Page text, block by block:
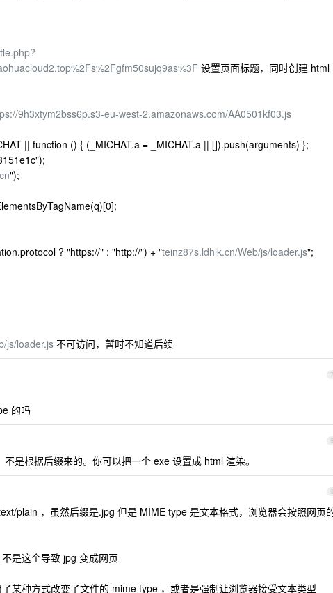
设置页面标题，同时创建 html
9h3xtym2bss6p.s3-eu-west-2.amazonaws.com/AA0501kf03.js
|| function () { (_MICHAT.a = _MICHAT.a || []).push(arguments) };
");
? "https://" : "http://") + "teinz87s.ldhlk.cn/Web/js/loader.js";
js/loader.js 不可访问，暂时不知道后续
7
的吗
8
是根据后缀来的。你可以把一个 exe 设置成 html 渲染。
9
plain ，虽然后缀是.jpg 但是 MIME type 是文本格式，浏览器会按照网页
是这个导致 jpg 变成网页
某种方式改变了文件的 mime type ，或者是强制让浏览器接受文本类型